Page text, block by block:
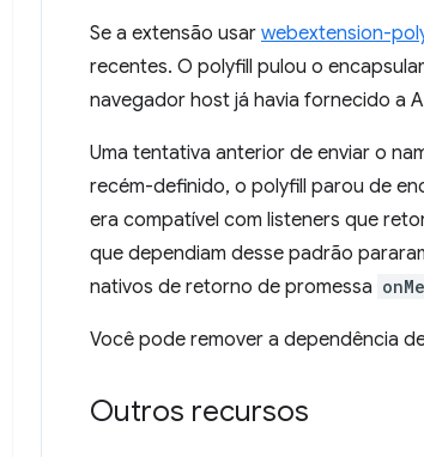
Se a extensão usar webextension-
recentes. O polyfill pulou o
navegador host já havia fornecido a
Uma tentativa anterior de enviar o
recém-definido, o polyfill parou de
era compatível com listeners que
que dependiam desse padrão
nativos de retorno de promessa
Você pode remover a dependência
Outros recursos